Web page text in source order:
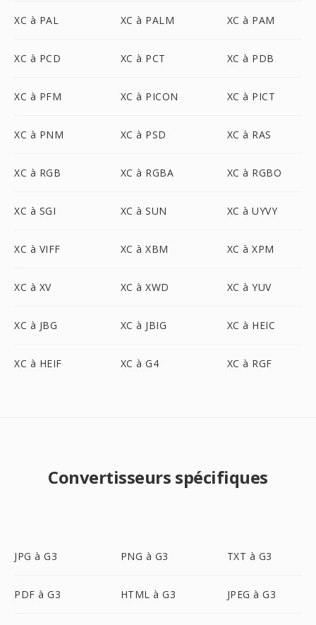
XC à PAL XC à PALM XC à PAM
XC à PCD XC à PCT XC à PDB
XC à PFM XC à PICON XC à PICT
XC à PNM XC à PSD XC à RAS
XC à RGB XC à RGBA XC à RGBO
XC à SGI XC à SUN XC à UYVY
XC à VIFF XC à XBM XC à XPM
XC à XV XC à XWD XC à YUV
XC à JBG XC à JBIG XC à HEIC
XC à HEIF XC à G4 XC à RGF
Convertisseurs spécifiques
JPG à G3 PNG à G3 TXT à G3
PDF à G3 HTML à G3 JPEG à G3